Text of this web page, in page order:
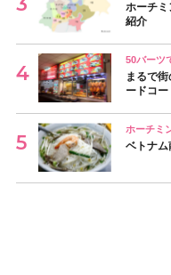
ホーチミ
紹介
50バーツ
まるで
ードコー
ホーチミ
ベトナム